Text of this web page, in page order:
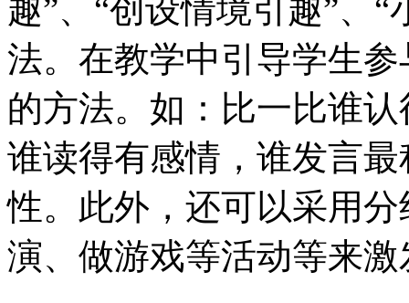
趣”、“创设情境引趣”、
法。在教学中引导学生
的方法。如：比一比谁
谁读得有感情，谁发言
性。此外，还可以采用
演、做游戏等活动等来